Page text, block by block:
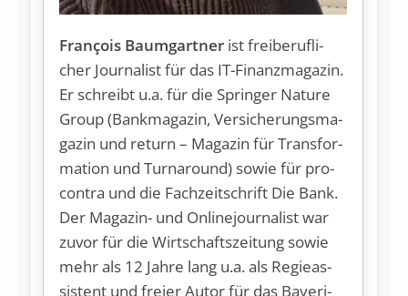
François Baumgartner ist frei­be­ruf­li­
cher Jour­na­list für das IT-Fi­nanz­ma­ga­zin.
Er schreibt u.a. für die Sprin­ger Na­tu­re
Group (Bank­ma­ga­zin, Ver­si­che­rungs­ma­
ga­zin und re­turn – Ma­ga­zin für Trans­for­
ma­ti­on und Turnaround) so­wie für pro­
con­tra und die Fach­zeit­schrift Die Bank.
Der Ma­ga­zin- und On­line­jour­na­list war
zu­vor für die Wirt­schafts­zei­tung so­wie
mehr als 12 Jah­re lang u.a. als Re­gie­as­
sis­tent und frei­er Au­tor für das Baye­ri­